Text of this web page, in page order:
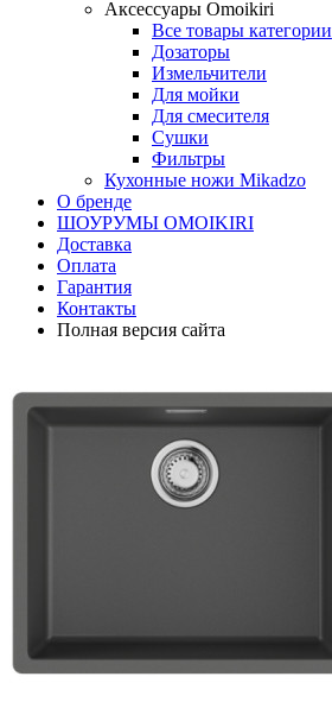
Аксессуары Omoikiri
Все товары категории
Дозаторы
Измельчители
Для мойки
Для смесителя
Сушки
Фильтры
Кухонные ножи Mikadzo
О бренде
ШОУРУМЫ OMOIKIRI
Доставка
Оплата
Гарантия
Контакты
Полная версия сайта